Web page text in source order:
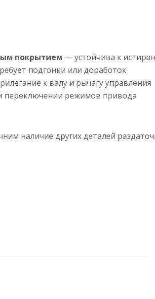
покрытием — устойчива к
подгонки или доработок
к валу и рычагу управления
переключении режимов привода
наличие других деталей